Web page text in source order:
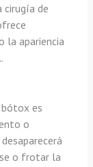
cirugía de
la apariencia
es
o
o frotar la